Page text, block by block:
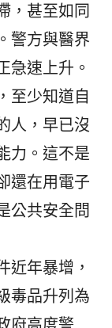
，甚至如同
警方與醫界
急速上升。
至少知道自
人，早已沒
力。這不是
還在用電子
公共安全問
年暴增，
毒品升列為